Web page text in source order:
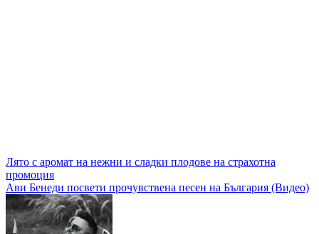
Навигация
Лято с аромат на нежни и сладки плодове на страхотна
промоция
Ави Бенеди посвети прочувствена песен на България (Видео)